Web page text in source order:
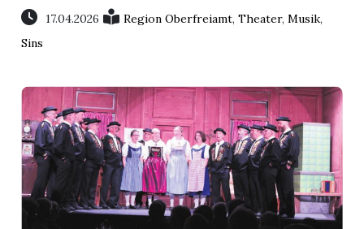
Veranstaltungen
E-
Paper
Newsletter
App
17.04.2026 Region Oberfreiamt,Theater,Musik,
Sins